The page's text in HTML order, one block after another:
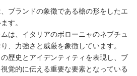
ブランドの象徴である槍の形をしたエ
す。
は、イタリアのボローニャのネプチュ
、力強さと威厳を象徴しています。
歴史とアイデンティティを表現し、ブ
覚的に伝える重要な要素となっている